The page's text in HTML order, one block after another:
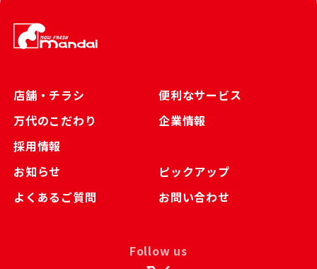
店舗・チラシ
便利なサービス
万代のこだわり
企業情報
採用情報
お知らせ
ピックアップ
よくあるご質問
お問い合わせ
Follow us